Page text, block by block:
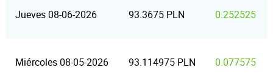
Jueves 08-06-2026 93.3675 PLN 0.252525
Miércoles 08-05-2026 93.114975 PLN 0.077575